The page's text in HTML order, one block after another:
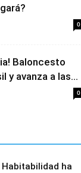
0
Baloncesto
y avanza a las...
0
Habitabilidad ha